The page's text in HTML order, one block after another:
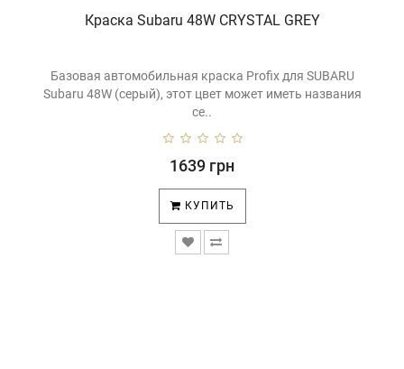
Краска Subaru 48W CRYSTAL GREY
Базовая автомобильная краска Profix для SUBARU
Subaru 48W (серый), этот цвет может иметь названия
се..
1639 грн
КУПИТЬ